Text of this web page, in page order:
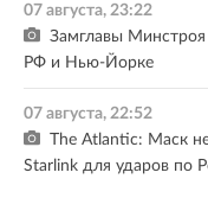
07 августа, 23:22
Замглавы
РФ и Нью-Йорке
07 августа, 22:52
The Atlantic: Маск
Starlink для ударов по